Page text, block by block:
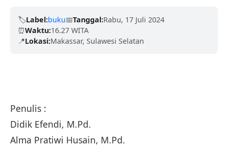
🏷️Label:buku📅Tanggal:Rabu, 17 Juli 2024
⏰Waktu:16.27 WITA
📍Lokasi:Makassar, Sulawesi Selatan
Penulis :
Didik Efendi, M.Pd.
Alma Pratiwi Husain, M.Pd.